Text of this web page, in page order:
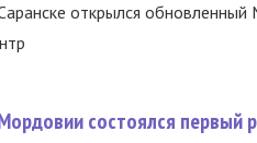
открылся
состоялся первый